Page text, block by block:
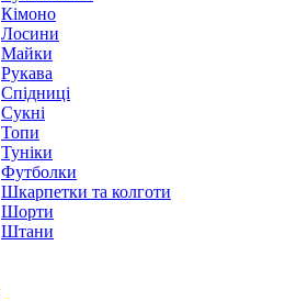
Кімоно
Лосини
Майки
Рукава
Спідниці
Сукні
Топи
Туніки
Футболки
Шкарпетки та колготи
Шорти
Штани